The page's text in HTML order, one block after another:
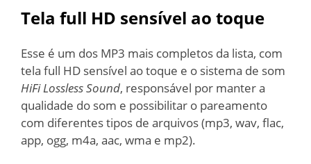
Tela full HD sensível ao toque
Esse é um dos MP3 mais completos da lista, com
tela full HD sensível ao toque e o sistema de som
HiFi Lossless Sound, responsável por manter a
qualidade do som e possibilitar o pareamento
com diferentes tipos de arquivos (mp3, wav, flac,
app, ogg, m4a, aac, wma e mp2).